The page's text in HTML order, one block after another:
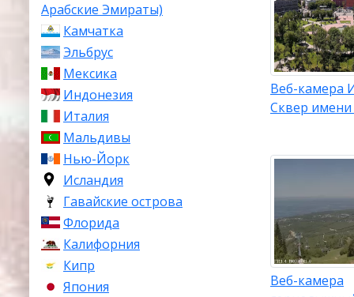
Арабские Эмираты)
Камчатка
Эльбрус
Мексика
Индонезия
Италия
Мальдивы
Нью-Йорк
Исландия
Гавайские острова
Флорида
Калифорния
Кипр
Япония
Климат в
колебаниями
Перепады
Самый
теплый
сильные
Средние
область на
около 470
Веб-камера
Сквер
Веб-камера